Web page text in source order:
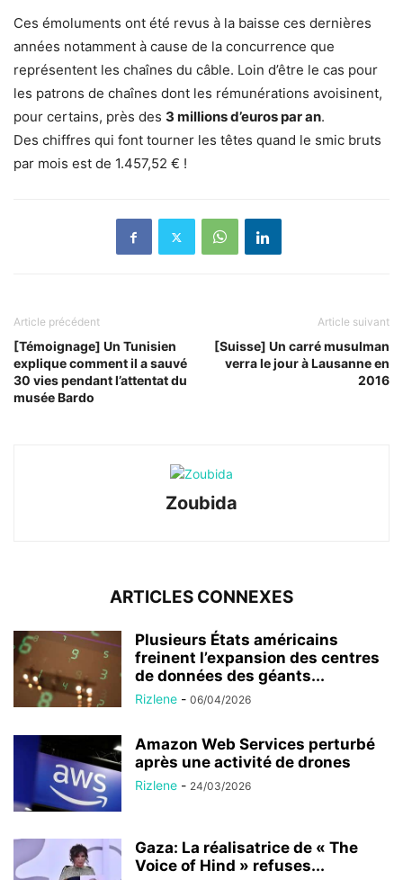
Ces émoluments ont été revus à la baisse ces dernières
années notamment à cause de la concurrence que
représentent les chaînes du câble. Loin d’être le cas pour
les patrons de chaînes dont les rémunérations avoisinent,
pour certains, près des 3 millions d’euros par an.
Des chiffres qui font tourner les têtes quand le smic bruts
par mois est de 1.457,52 € !
Article précédent
[Témoignage] Un Tunisien
explique comment il a sauvé
30 vies pendant l’attentat du
musée Bardo
Article suivant
[Suisse] Un carré musulman
verra le jour à Lausanne en
2016
Zoubida
ARTICLES CONNEXES
Plusieurs États américains
freinent l’expansion des centres
de données des géants...
Rizlene - 06/04/2026
Amazon Web Services perturbé
après une activité de drones
Rizlene - 24/03/2026
Gaza: La réalisatrice de « The
Voice of Hind » refuses...